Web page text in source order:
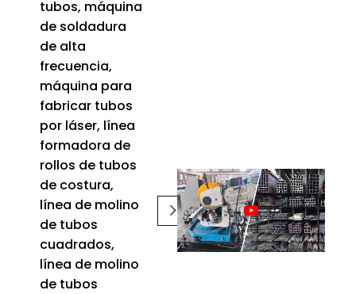
tubos, máquina
de soldadura
de alta
frecuencia,
máquina para
fabricar tubos
por láser, línea
formadora de
rollos de tubos
de costura,
línea de molino
de tubos
cuadrados,
línea de molino
de tubos